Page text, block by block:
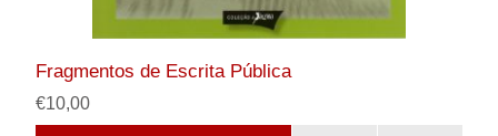
Fragmentos de Escrita Pública
€10,00